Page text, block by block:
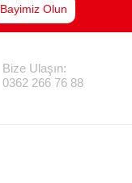
Bayimiz Olun
Bize Ulaşın:
0362 266 76 88